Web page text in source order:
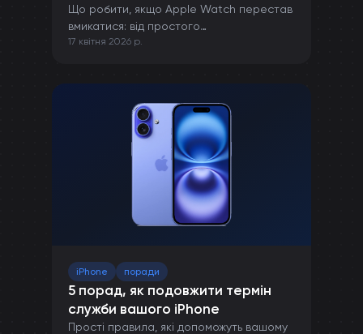
Що робити, якщо Apple Watch перестав
вмикатися: від простого
перезавантаження до ремонту в сервісі.
17 квітня 2026 р.
iPhone поради
5 порад, як подовжити термін
служби вашого iPhone
Прості правила, які допоможуть вашому